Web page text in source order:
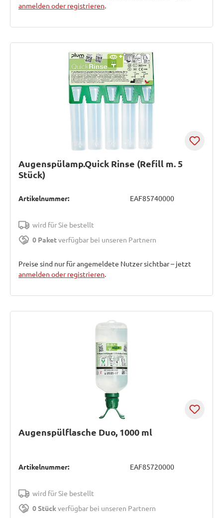
anmelden oder registrieren.
Augenspülamp.Quick Rinse (Refill m. 5
Stück)
Artikelnummer: EAF85740000
wird für Sie bestellt
0 Paketverfügbar bei unseren Partnern
Preise sind nur für angemeldete Nutzer sichtbar – jetzt
anmelden oder registrieren.
Augenspülflasche Duo, 1000 ml
Artikelnummer: EAF85720000
wird für Sie bestellt
0 Stückverfügbar bei unseren Partnern